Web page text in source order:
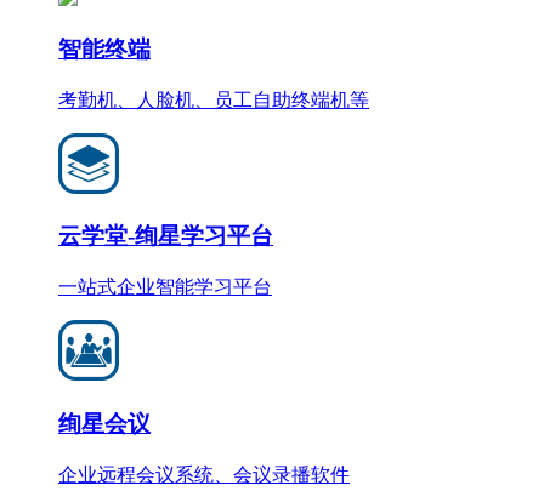
智能终端
考勤机、人脸机、员工自助终端机等
云学堂-绚星学习平台
一站式企业智能学习平台
绚星会议
企业远程会议系统、会议录播软件